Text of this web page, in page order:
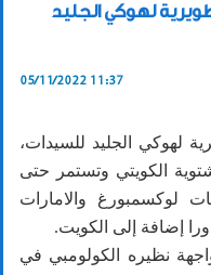
لهوكي الجليد
05/11/2022 11:37
لهوكي الجليد للسيدات،
الكويتي وتستمر حتى
لوكسمبورغ والامارات
إضافة إلى الكويت.
نظيره الكولومبي في